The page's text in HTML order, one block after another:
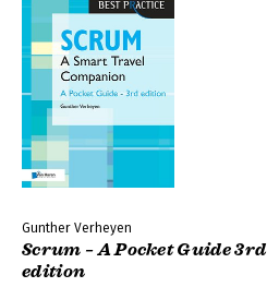
Gunther Verheyen
Scrum – A Pocket Guide 3rd
edition